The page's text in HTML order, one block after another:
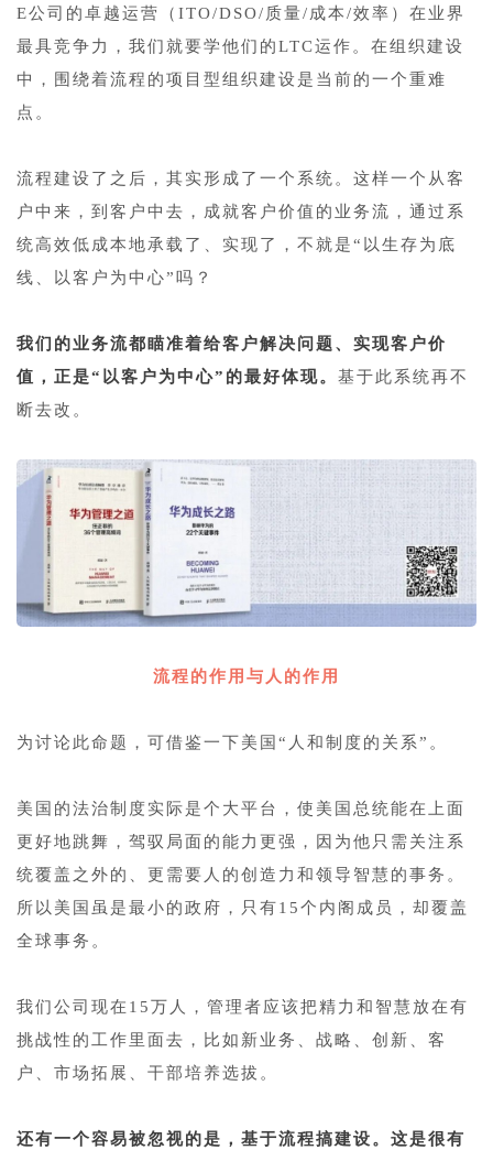
E公司的卓越运营（ITO/DSO/质量/成本/效率）在业界
最具竞争力，我们就要学他们的LTC运作。在组织建设
中，围绕着流程的项目型组织建设是当前的一个重难
点。
流程建设了之后，其实形成了一个系统。这样一个从客
户中来，到客户中去，成就客户价值的业务流，通过系
统高效低成本地承载了、实现了，不就是“以生存为底
线、以客户为中心”吗？
我们的业务流都瞄准着给客户解决问题、实现客户价
值，正是“以客户为中心”的最好体现。 基于此系统再不
断去改。
流程的作用与人的作用
为讨论此命题，可借鉴一下美国“人和制度的关系”。
美国的法治制度实际是个大平台，使美国总统能在上面
更好地跳舞，驾驭局面的能力更强，因为他只需关注系
统覆盖之外的、更需要人的创造力和领导智慧的事务。
所以美国虽是最小的政府，只有15个内阁成员，却覆盖
全球事务。
我们公司现在15万人，管理者应该把精力和智慧放在有
挑战性的工作里面去，比如新业务、战略、创新、客
户、市场拓展、干部培养选拔。
还有一个容易被忽视的是，基于流程搞建设。这是很有